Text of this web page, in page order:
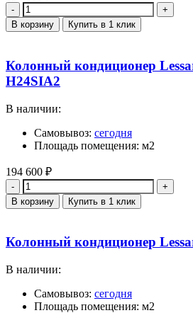
Количество
В корзину Купить в 1 клик
Колонный кондиционер
H24SIA2
В наличии:
Самовывоз: сегодня
Площадь помещения: м2
194 600 ₽
Количество
В корзину Купить в 1 клик
Колонный кондиционер
В наличии:
Самовывоз: сегодня
Площадь помещения: м2